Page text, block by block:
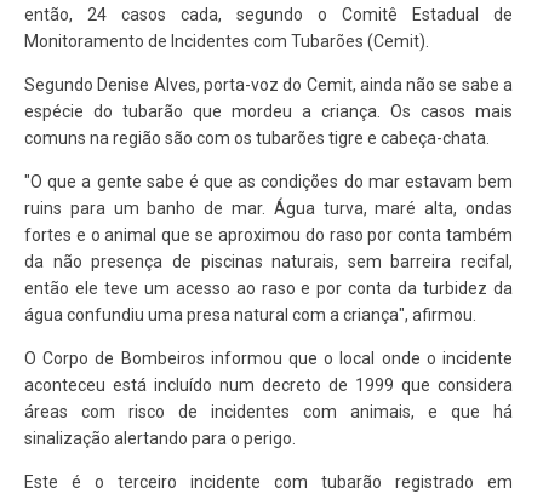
então, 24 casos cada, segundo o Comitê Estadual de
Monitoramento de Incidentes com Tubarões (Cemit).
Segundo Denise Alves, porta-voz do Cemit, ainda não se sabe a
espécie do tubarão que mordeu a criança. Os casos mais
comuns na região são com os tubarões tigre e cabeça-chata.
"O que a gente sabe é que as condições do mar estavam bem
ruins para um banho de mar. Água turva, maré alta, ondas
fortes e o animal que se aproximou do raso por conta também
da não presença de piscinas naturais, sem barreira recifal,
então ele teve um acesso ao raso e por conta da turbidez da
água confundiu uma presa natural com a criança", afirmou.
O Corpo de Bombeiros informou que o local onde o incidente
aconteceu está incluído num decreto de 1999 que considera
áreas com risco de incidentes com animais, e que há
sinalização alertando para o perigo.
Este é o terceiro incidente com tubarão registrado em